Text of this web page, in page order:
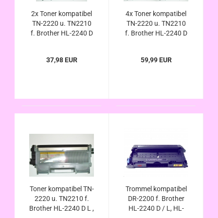
2x Toner kompatibel
TN-2220 u. TN2210
f. Brother HL-2240 D
2270 DW
37,98 EUR
4x Toner kompatibel
TN-2220 u. TN2210
f. Brother HL-2240 D
2270 DW
59,99 EUR
Toner kompatibel TN-
2220 u. TN2210 f.
Brother HL-2240 D L ,
Trommel kompatibel
DR-2200 f. Brother
HL-2240 D / L, HL-